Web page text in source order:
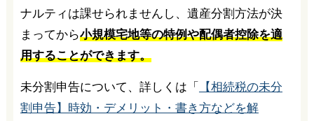
ナルティは課せられませんし、遺産分割方法が決
まってから小規模宅地等の特例や配偶者控除を適
用することができます。
未分割申告について、詳しくは「
【相続税の未分
割申告】時効・デメリット・書き方などを解